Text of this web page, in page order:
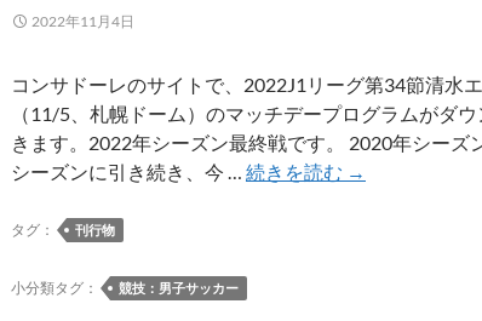
2022年11月4日
コンサドーレのサイトで、2022J1リーグ第34節清水
（11/5、札幌ドーム）のマッチデープログラムがダ
きます。2022年シーズン最終戦です。 2020年シーズ
シーズンに引き続き、今 … 続きを読む 【デ
→
タグ： 刊行物
小分類タグ： 競技：男子サッカー